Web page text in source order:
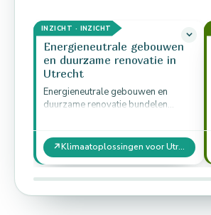
INZICHT · INZICHT
Energieneutrale gebouwen
en duurzame renovatie in
Utrecht
Energieneutrale gebouwen en
duurzame renovatie bundelen
warmwaterterugwinning en de
circulerende douche tot gebouwen
die netto geen…
↗ Klimaatoplossingen voor Utrecht: actieplan per sector